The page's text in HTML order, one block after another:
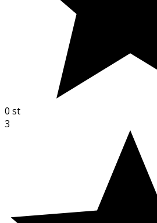
0 st
3